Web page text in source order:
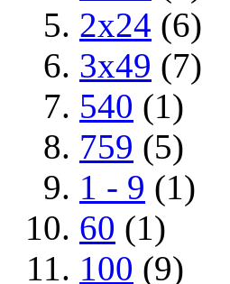
2x24 (6)
3x49 (7)
540 (1)
759 (5)
1 - 9 (1)
60 (1)
100 (9)